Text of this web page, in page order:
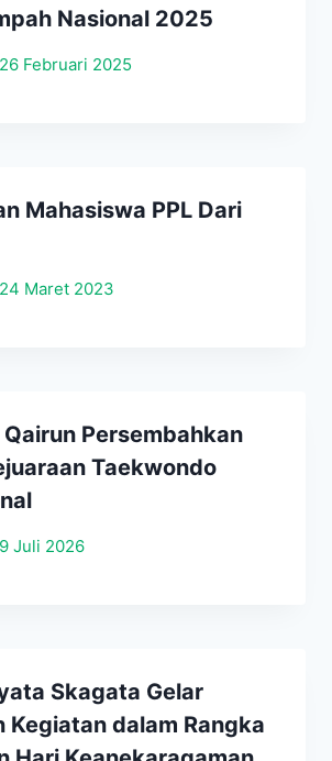
Nasional 2025
26 Februari 2025
Mahasiswa PPL Dari
24 Maret 2023
Persembahkan
Taekwondo
9 Juli 2026
Skagata Gelar
Kegiatan dalam Rangka